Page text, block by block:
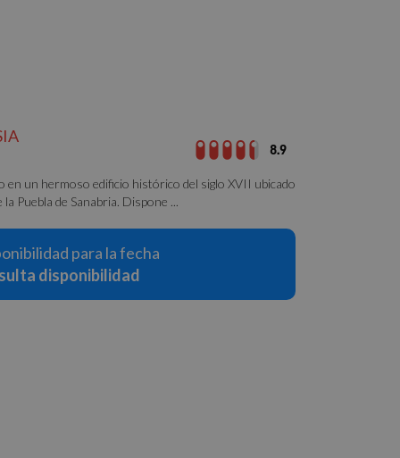
8.9
en un hermoso edificio histórico del siglo XVII ubicado
Puebla de Sanabria. Dispone ...
para la fecha
disponibilidad
usuario y la
lenguaje PHP.
se utiliza para
es un
puede ser
un estado